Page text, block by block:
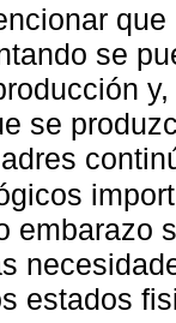
se
se
embarazo
estados